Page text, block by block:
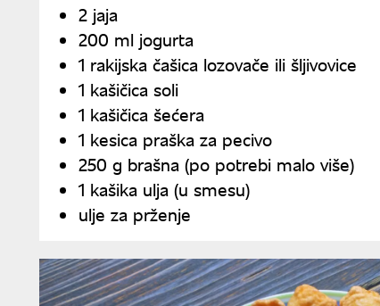
2 jaja
200 ml jogurta
1 rakijska čašica lozovače ili šljivovice
1 kašičica soli
1 kašičica šećera
1 kesica praška za pecivo
250 g brašna (po potrebi malo više)
1 kašika ulja (u smesu)
ulje za prženje